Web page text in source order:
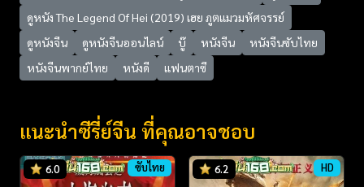
ดูหนัง The Legend Of Hei (2019) เฮย ภูตแมวมหัศจรรย์​
ดูหนังจีน
ดูหนังจีนออนไลน์ บู๊ หนังจีน
หนังจีนซับไทย
หนังจีนพากย์ไทย
หนังดี แฟนตาซี
แนะนำซีรี่ย์จีน ที่คุณอาจชอบ
6.0 ซับไทย 6.2 HD